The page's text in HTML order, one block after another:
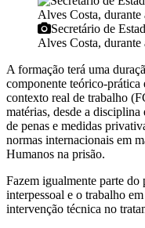
Secretário de
Alves Costa, durante
A formação terá uma
componente teórico-prática
contexto real de trabalho
matérias, desde a
de penas e medidas
normas internacionais em
Humanos na prisão.
Fazem igualmente parte do
interpessoal e o trabalho
intervenção técnica no